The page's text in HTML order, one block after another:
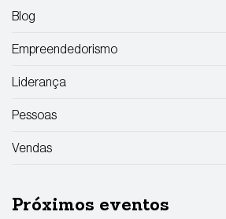
Blog
Empreendedorismo
Liderança
Pessoas
Vendas
Próximos eventos